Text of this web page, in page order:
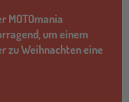
um einem
zu Weihnachten eine